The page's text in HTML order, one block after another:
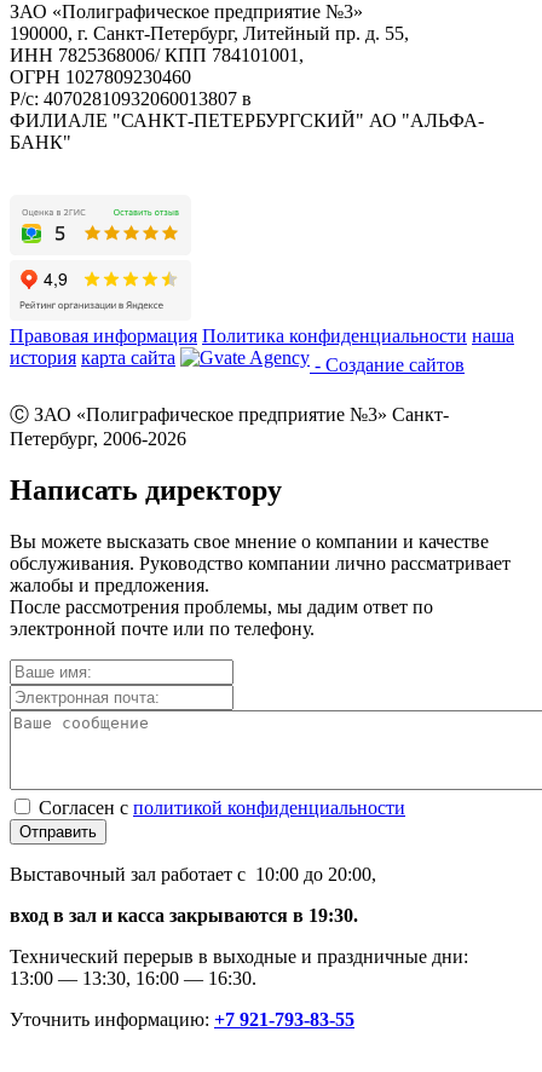
ЗАО «Полиграфическое предприятие №3»
190000, г. Санкт-Петербург, Литейный пр. д. 55,
ИНН 7825368006/ КПП 784101001,
ОГРН 1027809230460
Р/с: 40702810932060013807 в
ФИЛИАЛЕ "САНКТ-ПЕТЕРБУРГСКИЙ" АО "АЛЬФА-
БАНК"
Правовая информация Политика конфиденциальности наша
история карта сайта - Создание сайтов
Ⓒ ЗАО «Полиграфическое предприятие №3» Санкт-
Петербург, 2006-2026
Написать директору
Вы можете высказать свое мнение о компании и качестве
обслуживания. Руководство компании лично рассматривает
жалобы и предложения.
После рассмотрения проблемы, мы дадим ответ по
электронной почте или по телефону.
Согласен с политикой конфиденциальности
Отправить
Выставочный зал работает с 10:00 до 20:00,
вход в зал и касса закрываются в 19:30.
Технический перерыв в выходные и праздничные дни:
13:00 — 13:30, 16:00 — 16:30.
Уточнить информацию: +7 921-793-83-55